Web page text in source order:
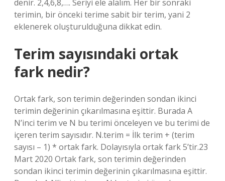
denir. 2,4,6,8,…. Seriyi ele alalım. Her bir sonraki
terimin, bir önceki terime sabit bir terim, yani 2
eklenerek oluşturulduğuna dikkat edin.
Terim sayısındaki ortak
fark nedir?
Ortak fark, son terimin değerinden sondan ikinci
terimin değerinin çıkarılmasına eşittir. Burada A
N’inci terim ve N bu terimi önceleyen ve bu terimi de
içeren terim sayısıdır. N.terim = İlk terim + (terim
sayısı – 1) * ortak fark. Dolayısıyla ortak fark 5’tir.23
Mart 2020 Ortak fark, son terimin değerinden
sondan ikinci terimin değerinin çıkarılmasına eşittir.